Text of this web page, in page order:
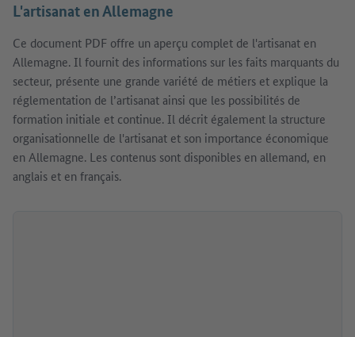
L'artisanat en Allemagne
Ce document PDF offre un aperçu complet de l'artisanat en
Allemagne. Il fournit des informations sur les faits marquants du
secteur, présente une grande variété de métiers et explique la
réglementation de l’artisanat ainsi que les possibilités de
formation initiale et continue. Il décrit également la structure
organisationnelle de l'artisanat et son importance économique
en Allemagne. Les contenus sont disponibles en allemand, en
anglais et en français.